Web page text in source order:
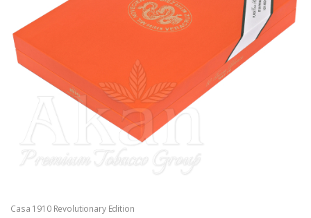
Casa 1910 Revolutionary Edition